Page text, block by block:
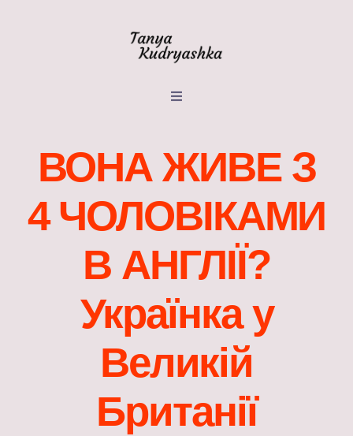
Toggle
ВОНА ЖИВЕ З
4 ЧОЛОВІКАМИ
В АНГЛІЇ?
Українка у
Великій
Британії